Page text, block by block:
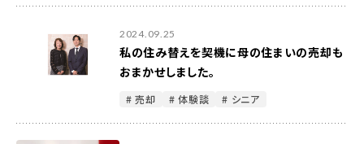
2024.09.25
私の住み替えを契機に母の住まいの売却も
おまかせしました。
# 売却 # 体験談 # シニア